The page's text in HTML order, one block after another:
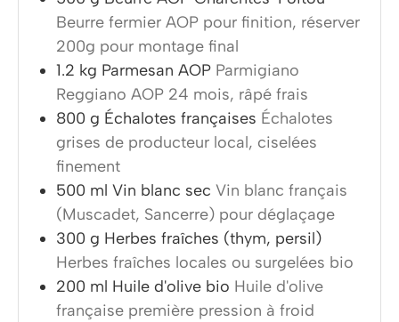
Beurre fermier AOP pour finition, réserver
200g pour montage final
1.2 kg Parmesan AOP Parmigiano
Reggiano AOP 24 mois, râpé frais
800 g Échalotes françaises Échalotes
grises de producteur local, ciselées
finement
500 ml Vin blanc sec Vin blanc français
(Muscadet, Sancerre) pour déglaçage
300 g Herbes fraîches (thym, persil)
Herbes fraîches locales ou surgelées bio
200 ml Huile d'olive bio Huile d'olive
française première pression à froid